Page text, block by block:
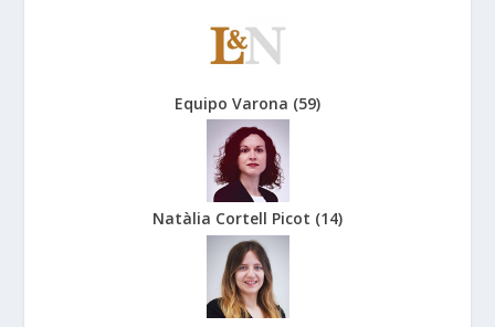
Equipo Varona (59)
Natàlia Cortell Picot (14)